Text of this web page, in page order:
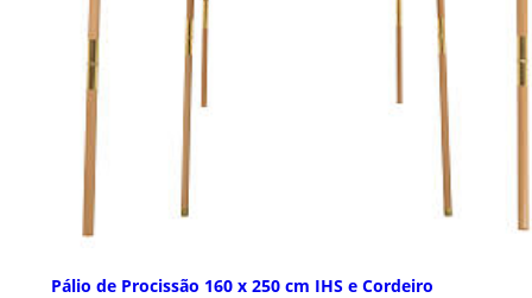
Pálio de Procissão 160 x 250 cm IHS e Cordeiro